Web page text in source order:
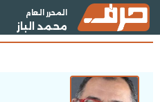
المحرر العام
محمد الباز